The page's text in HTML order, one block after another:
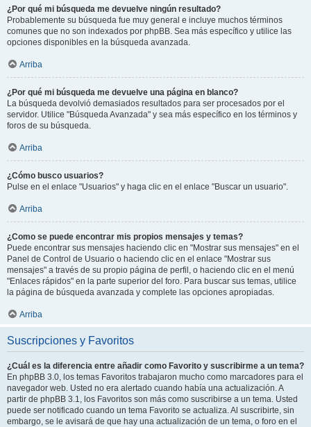
¿Por qué mi búsqueda me devuelve ningún resultado?
Probablemente su búsqueda fue muy general e incluye muchos términos
comunes que no son indexados por phpBB. Sea más específico y utilice las
opciones disponibles en la búsqueda avanzada.
Arriba
¿Por qué mi búsqueda me devuelve una página en blanco?
La búsqueda devolvió demasiados resultados para ser procesados por el
servidor. Utilice "Búsqueda Avanzada" y sea más específico en los términos y
foros de su búsqueda.
Arriba
¿Cómo busco usuarios?
Pulse en el enlace "Usuarios" y haga clic en el enlace "Buscar un usuario".
Arriba
¿Como se puede encontrar mis propios mensajes y temas?
Puede encontrar sus mensajes haciendo clic en "Mostrar sus mensajes" en el
Panel de Control de Usuario o haciendo clic en el enlace "Mostrar sus
mensajes" a través de su propio página de perfil, o haciendo clic en el menú
"Enlaces rápidos" en la parte superior del foro. Para buscar sus temas, utilice
la página de búsqueda avanzada y complete las opciones apropiadas.
Arriba
Suscripciones y Favoritos
¿Cuál es la diferencia entre añadir como Favorito y suscribirme a un tema?
En phpBB 3.0, los temas Favoritos trabajaron mucho como marcadores para el
navegador web. Usted no era alertado cuando había una actualización. A
partir de phpBB 3.1, los Favoritos son más como suscribirse a un tema. Usted
puede ser notificado cuando un tema Favorito se actualiza. Al suscribirte, sin
embargo, se le avisará de que hay una actualización de un tema, o foro en el